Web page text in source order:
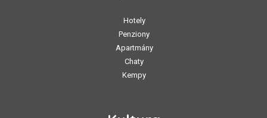
Hotely
Penziony
Apartmány
Chaty
Kempy